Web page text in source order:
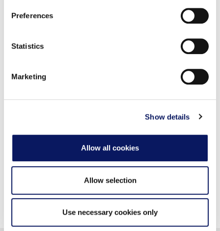
Find out more about how your personal data is processed
and set your preferences in the
We use cookies to personalise content and ads, to
provide social media features and to analyse our traffic.
our social media, advertising and analytics partners who
provided to them or that they’ve collected from your use
Preferences
Statistics
Marketing
Show details
Allow all cookies
Allow selection
Use necessary cookies only
個別空調
ィングエリア
エンターテイメント
Hulu、Netflix、YouTube、HBO、Showtime、
Swan Reserve - 75インチ薄型テレビ